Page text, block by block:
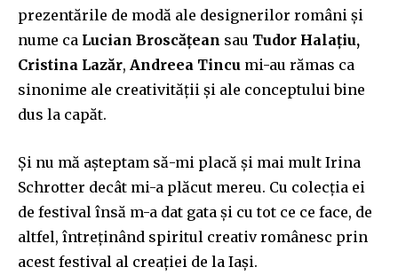
prezentările de modă ale designerilor români și
nume ca Lucian Broscățean sau Tudor Halațiu,
Cristina Lazăr, Andreea Tincu mi-au rămas ca
sinonime ale creativității și ale conceptului bine
dus la capăt.
Și nu mă așteptam să-mi placă și mai mult Irina
Schrotter decât mi-a plăcut mereu. Cu colecția ei
de festival însă m-a dat gata și cu tot ce ce face, de
altfel, întreținând spiritul creativ românesc prin
acest festival al creației de la Iași.